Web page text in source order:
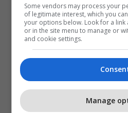
Some vendors may process your
of legitimate interest, which you
your options below. Look for a
or in the site menu to manage or
and cookie settings.
Manage